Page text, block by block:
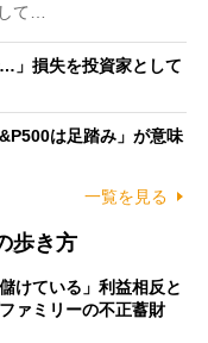
て…
」損失を投資家として
は足踏み」が意味
一覧を見る
歩き方
けている」利益相反と
ァミリーの不正蓄財